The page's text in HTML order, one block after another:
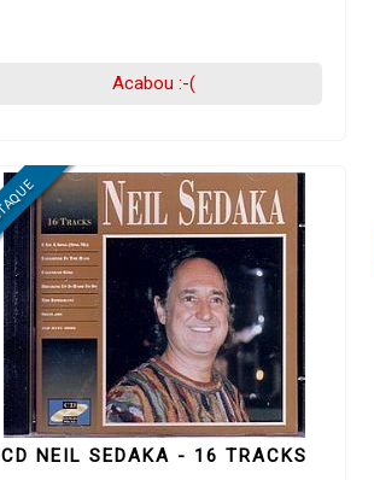
Acabou :-(
CD NEIL SEDAKA - 16 TRACKS